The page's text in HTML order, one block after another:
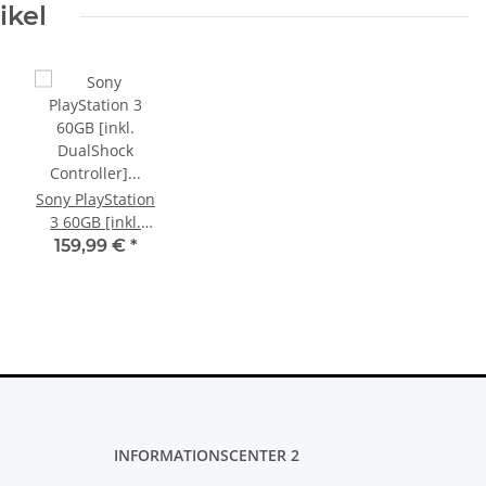
Sony PlayStation
3 60GB [inkl.
DualShock
159,99 € *
INFORMATIONSCENTER 2